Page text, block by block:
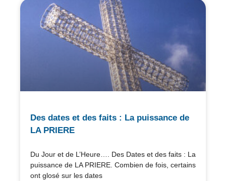
Des dates et des faits : La puissance de
LA PRIERE
Du Jour et de L’Heure…. Des Dates et des faits : La
puissance de LA PRIERE. Combien de fois, certains
ont glosé sur les dates